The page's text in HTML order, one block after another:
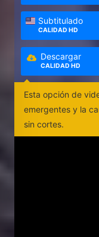
Subtitulado
CALIDAD HD
Descargar
CALIDAD HD
Esta opción de
emergentes y la
sin cortes.